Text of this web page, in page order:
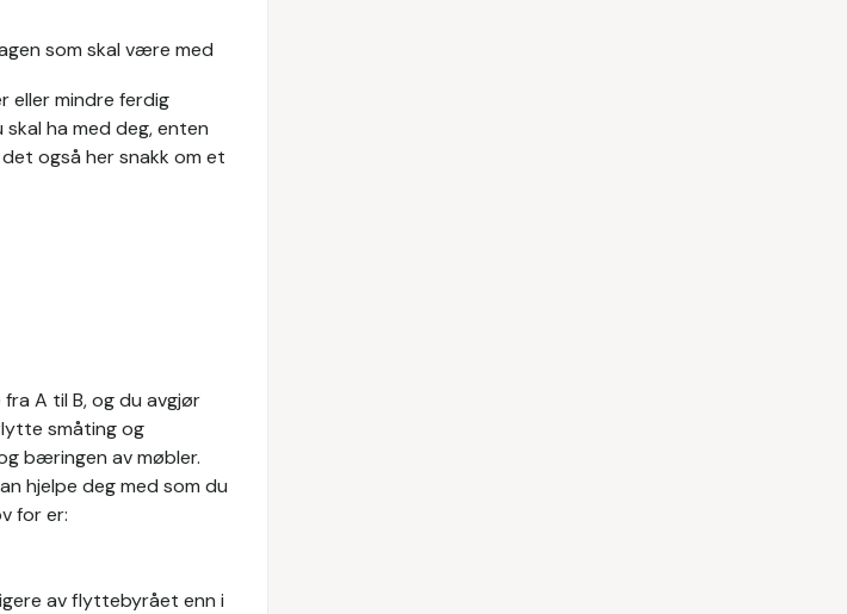
som skal være med
eller mindre ferdig
ha med deg, enten
også her snakk om et
A til B, og du avgjør
småting og
bæringen av møbler.
hjelpe deg med som du
for er:
av flyttebyrået enn i